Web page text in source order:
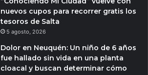
nuevos cupos para recorrer gratis los
tesoros de Salta
5 agosto, 2026
Dolor en Neuquén: Un niño de 6 años
fue hallado sin vida en una planta
cloacal y buscan determinar cómo